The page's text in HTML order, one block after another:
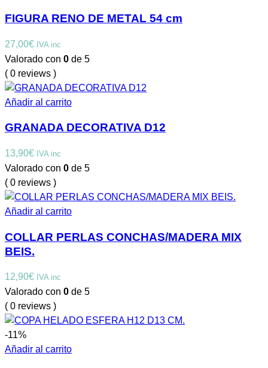
FIGURA RENO DE METAL 54 cm
27,00€ IVA inc
Valorado con 0 de 5
( 0 reviews )
Añadir al carrito
GRANADA DECORATIVA D12
13,90€ IVA inc
Valorado con 0 de 5
( 0 reviews )
Añadir al carrito
COLLAR PERLAS CONCHAS/MADERA MIX
BEIS.
12,90€ IVA inc
Valorado con 0 de 5
( 0 reviews )
-11%
Añadir al carrito